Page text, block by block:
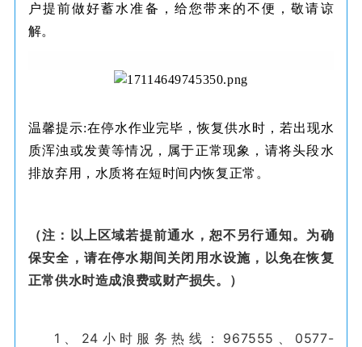
户提前做好蓄水准备，给您带来的不便，敬请谅
解。
温馨提示:在停水作业完毕，恢复供水时，若出现水
质浑浊或发黄等情况，属于正常现象，请将头段水
排放弃用，水质将在短时间内恢复正常。
（注：以上区域若提前通水，恕不另行通知。为确
保安全，请在停水期间关闭用水设施，以免在恢复
正常供水时造成浪费或财产损失。）
1、24小时服务热线：967555、0577-